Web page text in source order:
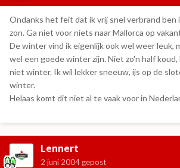
Ondanks het feit dat ik vrij snel verbrand ben
zon. Ga niet voor niets naar Mallorca op
De winter vind ik eigenlijk ook wel weer leuk,
wel een goede winter zijn. Niet zo'n half
niet winter. Ik wil lekker sneeuw, ijs op de
winter.
Helaas komt dit niet al te vaak voor in
Lennert
2 juni 2004 gepost